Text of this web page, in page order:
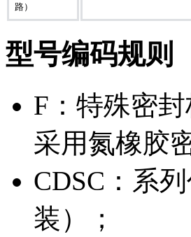
路）
型号编码规则
F：特殊密
采用氮橡胶
CDSC：系
装）；